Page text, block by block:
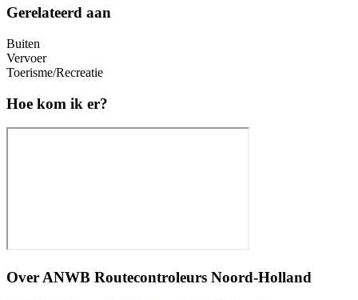
Gerelateerd aan
Buiten
Vervoer
Toerisme/Recreatie
Hoe kom ik er?
Over ANWB Routecontroleurs Noord-Holland